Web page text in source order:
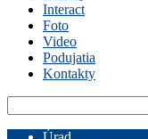
Interact
Foto
Video
Podujatia
Kontakty